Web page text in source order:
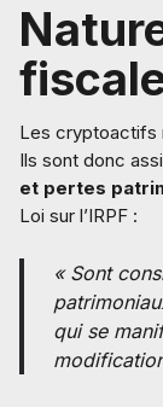
Les cryptoactifs
Ils sont donc
et pertes
Loi sur l’IRPF :
« Sont
qui se